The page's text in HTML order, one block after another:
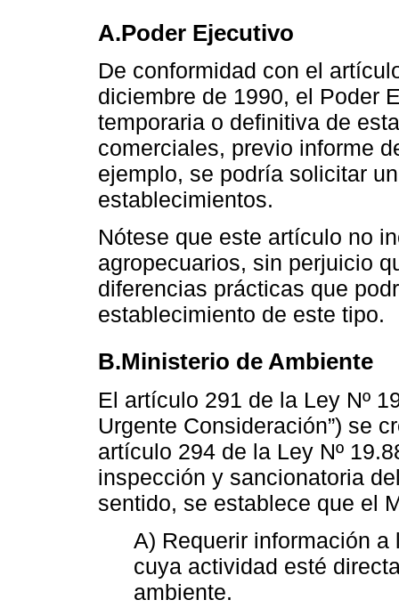
A.Poder Ejecutivo
De conformidad con el
diciembre de 1990, el Poder
temporaria o definitiva de
comerciales, previo informe
ejemplo, se podría solicitar
establecimientos.
Nótese que este artículo no
agropecuarios, sin perjuicio
diferencias prácticas que
establecimiento de este tipo.
B.Ministerio de Ambiente
El artículo 291 de la Ley Nº
Urgente Consideración”) se
artículo 294 de la Ley Nº
inspección y sancionatoria
sentido, se establece que el
A) Requerir información
cuya actividad esté
ambiente.